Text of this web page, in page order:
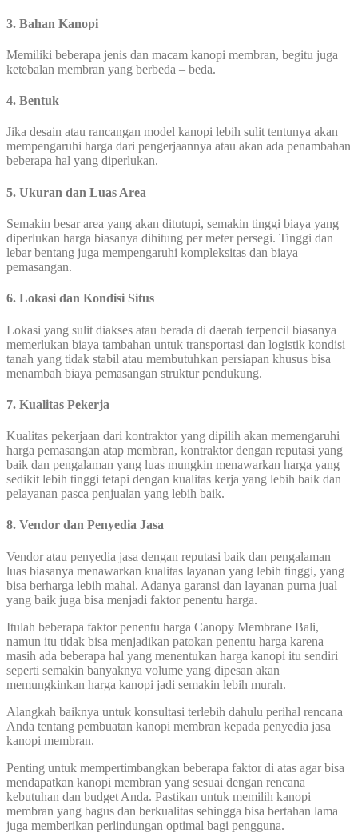
3. Bahan Kanopi
Memiliki beberapa jenis dan macam kanopi membran, begitu juga
ketebalan membran yang berbeda – beda.
4. Bentuk
Jika desain atau rancangan model kanopi lebih sulit tentunya akan
mempengaruhi harga dari pengerjaannya atau akan ada penambahan
beberapa hal yang diperlukan.
5. Ukuran dan Luas Area
Semakin besar area yang akan ditutupi, semakin tinggi biaya yang
diperlukan harga biasanya dihitung per meter persegi. Tinggi dan
lebar bentang juga mempengaruhi kompleksitas dan biaya
pemasangan.
6. Lokasi dan Kondisi Situs
Lokasi yang sulit diakses atau berada di daerah terpencil biasanya
memerlukan biaya tambahan untuk transportasi dan logistik kondisi
tanah yang tidak stabil atau membutuhkan persiapan khusus bisa
menambah biaya pemasangan struktur pendukung.
7. Kualitas Pekerja
Kualitas pekerjaan dari kontraktor yang dipilih akan memengaruhi
harga pemasangan atap membran, kontraktor dengan reputasi yang
baik dan pengalaman yang luas mungkin menawarkan harga yang
sedikit lebih tinggi tetapi dengan kualitas kerja yang lebih baik dan
pelayanan pasca penjualan yang lebih baik.
8. Vendor dan Penyedia Jasa
Vendor atau penyedia jasa dengan reputasi baik dan pengalaman
luas biasanya menawarkan kualitas layanan yang lebih tinggi, yang
bisa berharga lebih mahal. Adanya garansi dan layanan purna jual
yang baik juga bisa menjadi faktor penentu harga.
Itulah beberapa faktor penentu harga Canopy Membrane Bali,
namun itu tidak bisa menjadikan patokan penentu harga karena
masih ada beberapa hal yang menentukan harga kanopi itu sendiri
seperti semakin banyaknya volume yang dipesan akan
memungkinkan harga kanopi jadi semakin lebih murah.
Alangkah baiknya untuk konsultasi terlebih dahulu perihal rencana
Anda tentang pembuatan kanopi membran kepada penyedia jasa
kanopi membran.
Penting untuk mempertimbangkan beberapa faktor di atas agar bisa
mendapatkan kanopi membran yang sesuai dengan rencana
kebutuhan dan budget Anda. Pastikan untuk memilih kanopi
membran yang bagus dan berkualitas sehingga bisa bertahan lama
juga memberikan perlindungan optimal bagi pengguna.